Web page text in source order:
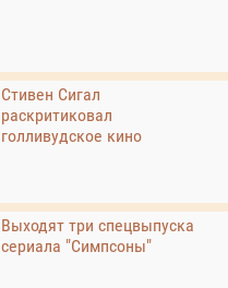
Стивен Сигал
раскритиковал
голливудское кино
Выходят три спецвыпуска
сериала "Симпсоны"